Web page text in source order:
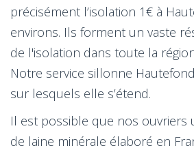
précisément l’isolation 1€ à
environs. Ils forment un vaste
de l'isolation dans toute la
Notre service sillonne
sur lesquels elle s’étend.
Il est possible que nos ouvriers
de laine minérale élaboré en